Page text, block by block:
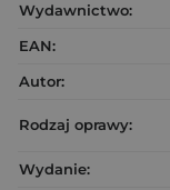
Wydawnictwo:
EAN:
Autor:
Rodzaj oprawy:
Wydanie: